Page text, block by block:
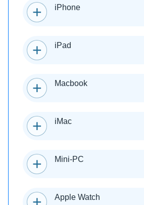
iPhone
iPad
Macbook
iMac
Mini-PC
Apple Watch